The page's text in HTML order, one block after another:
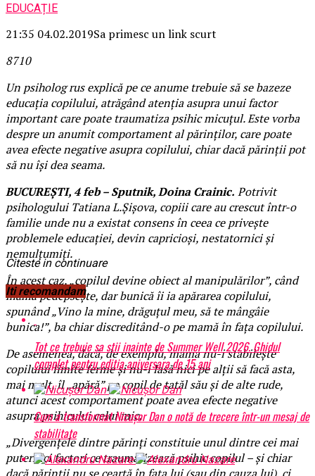
EDUCAȚIE
21:35 04.02.2019Sa primesc un link scurt
8710
Un psiholog rus explică pe ce anume trebuie să se bazeze
educaţia copilului, atrăgând atenţia asupra unui factor
important care poate traumatiza psihic micuţul. Este vorba
despre un anumit comportament al părinţilor, care poate
avea efecte negative asupra copilului, chiar dacă părinţii pot
să nu îşi dea seama.
BUCUREŞTI, 4 feb – Sputnik, Doina Crainic. Potrivit
psihologului Tatiana L.Șișova, copiii care au crescut într-o
familie unde nu a existat consens în ceea ce privește
problemele educației, devin capricioşi, nestatornici şi
nemulţumiţi.
În acest caz, „copilul devine obiect al manipulărilor”, când
mama pedepseşte, dar bunică îi ia apărarea copilului,
spunând „Vino la mine, drăguțul meu, să te mângâie
bunica!”, ba chiar discreditând-o pe mamă în faţa copilului.
De asemenea, dacă, de exemplu, mama nu-i stabilește
copilului limite ferme şi nu-i lasă nici pe alții să facă asta,
mai mult, îl „apără” pe copil de tatăl său și de alte rude,
atunci acest comportament poate avea efecte negative
asupra psihicului celui mic.
„Divergențele dintre părinți constituie unul dintre cei mai
puternici factori ce traumatizează psihic copilul – și chiar
Citeste in continuare
Iti recomandam
Tot ce trebuie sa stii inainte de Summer Well 2026. Ghidul
complet pentru editia aniversara de 15 ani
Cum a transformat Nicușor Dan o notă de trecere într-un mesaj de
stabilitate